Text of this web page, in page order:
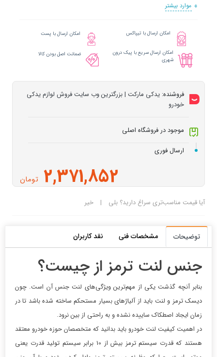
موارد بیشتر
امکان ارسال با تیپاکس امکان ارسال با پست
امکان ارسال سریع با پیک درون
شهری
ضمانت اصل بودن کالا
فروشنده: یدکی مارکت | بزرگترین وب سایت فروش لوازم یدکی
خودرو
موجود در فروشگاه اصلی
ارسال فوری
2,371,852 تومان
آیا قیمت مناسب‌تری سراغ دارید؟ بلی | خیر
توضیحات مشخصات فنی نقد کاربران
جنس لنت ترمز از چیست؟
بنابر آنچه گذشت یکی از مهم‌ترین ویژگی‌های لنت جنس آن است. چون
دیسک ترمز و لنت باید از آلیاژهای بسیار مستحکم ساخته شده باشد تا در
زمان ایجاد اصطکاک ساییده نشده و به راحتی از بین نرود.
در اهمیت کیفیت لنت خودرو باید بدانید که متخصصان حوزه خودرو معتقد
هستند که قدرت سیستم ترمز بیش از 10 برابر سیستم تولید قدرت یعنی